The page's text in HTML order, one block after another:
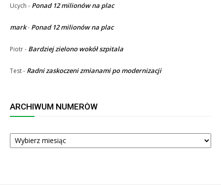
Ucych - Ponad 12 milionów na plac
mark- Ponad 12 milionów na plac
Piotr- Bardziej zielono wokół szpitala
Test- Radni zaskoczeni zmianami po modernizacji
ARCHIWUM NUMERÓW
ARCHIWUM
NUMERÓW